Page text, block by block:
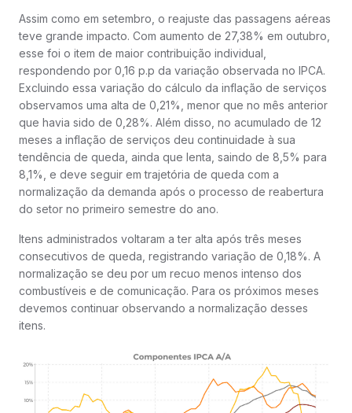
Assim como em setembro, o reajuste das passagens aéreas
teve grande impacto. Com aumento de 27,38% em outubro,
esse foi o item de maior contribuição individual,
respondendo por 0,16 p.p da variação observada no IPCA.
Excluindo essa variação do cálculo da inflação de serviços
observamos uma alta de 0,21%, menor que no mês anterior
que havia sido de 0,28%. Além disso, no acumulado de 12
meses a inflação de serviços deu continuidade à sua
tendência de queda, ainda que lenta, saindo de 8,5% para
8,1%, e deve seguir em trajetória de queda com a
normalização da demanda após o processo de reabertura
do setor no primeiro semestre do ano.
Itens administrados voltaram a ter alta após três meses
consecutivos de queda, registrando variação de 0,18%. A
normalização se deu por um recuo menos intenso dos
combustíveis e de comunicação. Para os próximos meses
devemos continuar observando a normalização desses
itens.